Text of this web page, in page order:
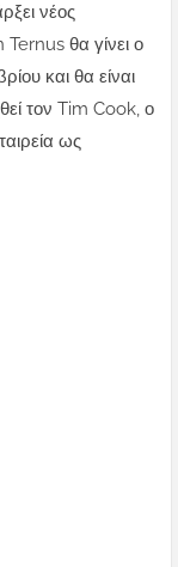
νέος
θα γίνει ο
και θα είναι
τον Tim Cook, ο
ως